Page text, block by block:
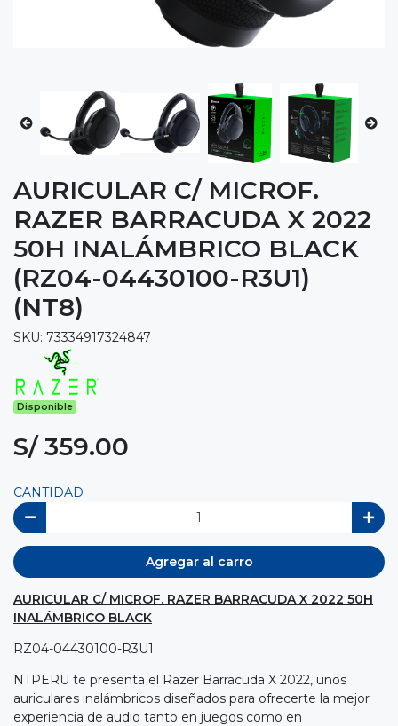
AURICULAR C/ MICROF.
RAZER BARRACUDA X 2022
50H INALÁMBRICO BLACK
(RZ04-04430100-R3U1)
(NT8)
SKU: 73334917324847
Disponible
S/ 359.00
CANTIDAD
Agregar al carro
AURICULAR C/ MICROF. RAZER BARRACUDA X 2022 50H
INALÁMBRICO BLACK
RZ04-04430100-R3U1
NTPERU te presenta el Razer Barracuda X 2022, unos
auriculares inalámbricos diseñados para ofrecerte la mejor
experiencia de audio tanto en juegos como en